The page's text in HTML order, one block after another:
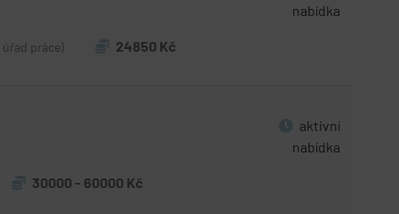
nabídka
úřad práce) 24850 Kč
aktivní
nabídka
30000 - 60000 Kč